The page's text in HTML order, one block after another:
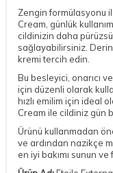
Zengin formülasyonu
Cream, günlük
cildinizin daha
sağlayabilirsiniz.
kremi tercih edin.
Bu besleyici, onarıcı
için düzenli olarak
hızlı emilim için ideal
Cream ile cildiniz gün
Ürünü kullanmadan
ve ardından nazikçe
en iyi bakımı sunun ve